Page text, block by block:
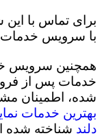
برای تماس با
با سرویس خدمات
همچنین سرویس
خدمات پس از
شده، اطمینان
بهترین خدمات
دلند شناخته